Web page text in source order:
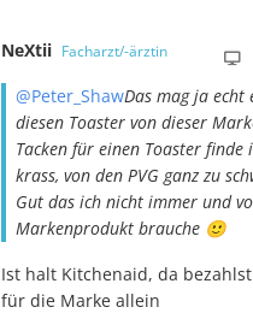
NeXtii Facharzt/-ärztin
@Peter_ShawDas mag ja echt
diesen Toaster von dieser
Tacken für einen Toaster finde
krass, von den PVG ganz zu
Gut das ich nicht immer und
Markenprodukt brauche 🙂
Ist halt Kitchenaid, da
für die Marke allein